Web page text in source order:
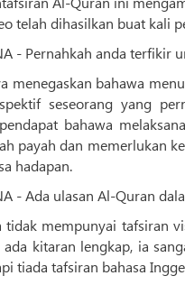
telah dihasilkan buat kali
- Pernahkah anda terfikir
menegaskan bahawa
seseorang yang
bahawa
payah dan memerlukan
hadapan.
- Ada ulasan Al-Quran
tidak mempunyai tafsiran
ada kitaran lengkap, ia
tiada tafsiran bahasa